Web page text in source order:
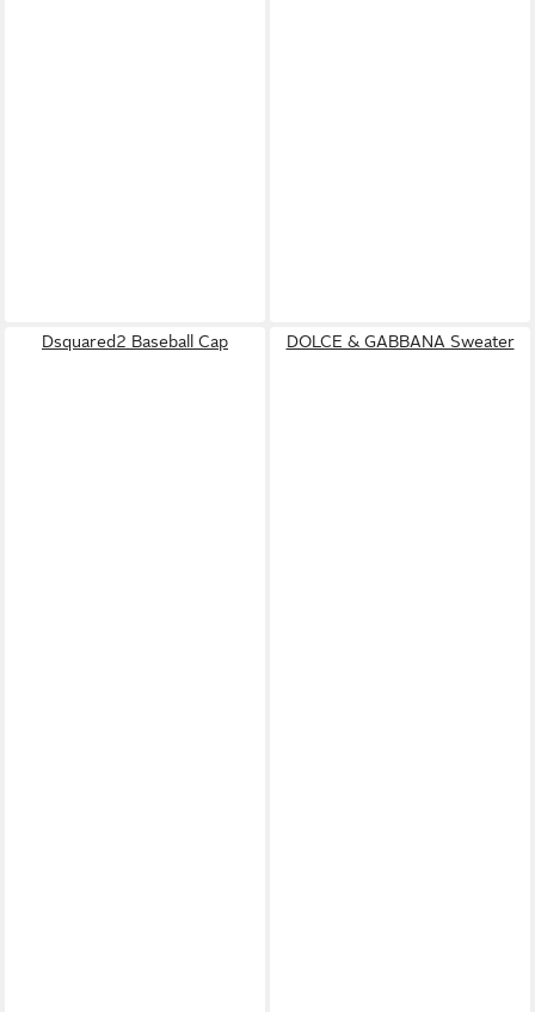
Dsquared2 Baseball Cap DOLCE & GABBANA Sweater